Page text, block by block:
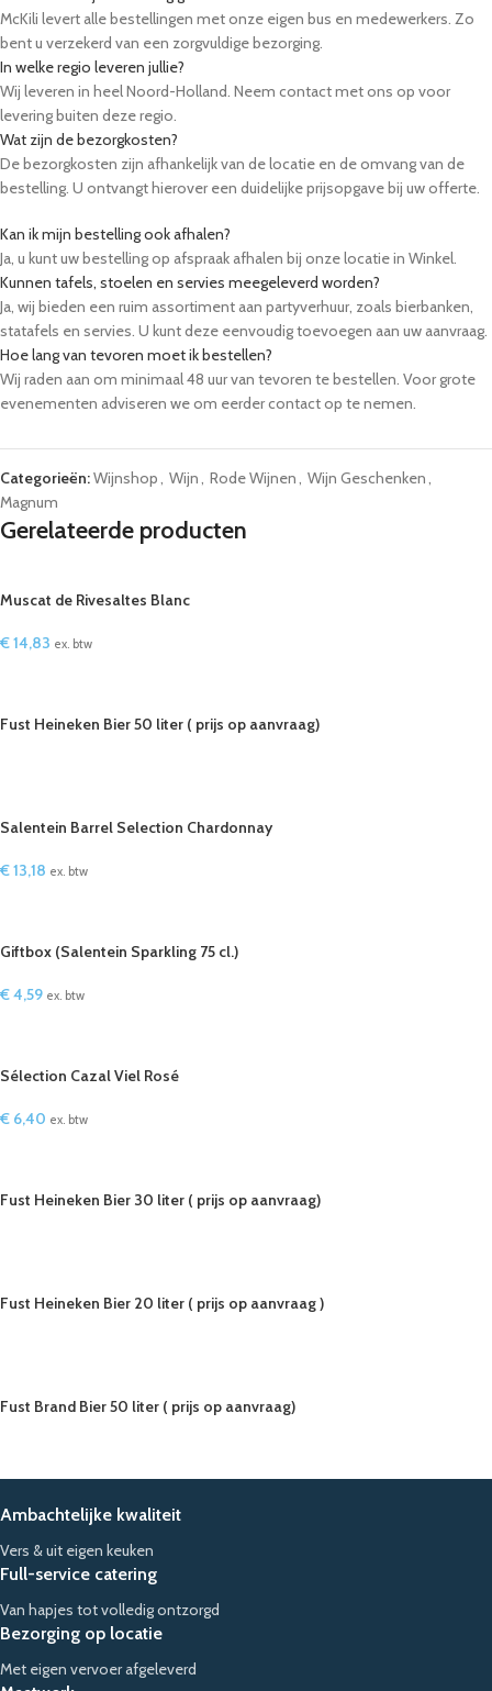
McKili levert alle bestellingen met onze eigen bus en medewerkers. Zo
bent u verzekerd van een zorgvuldige bezorging.
In welke regio leveren jullie?
Wij leveren in heel Noord-Holland. Neem contact met ons op voor
levering buiten deze regio.
Wat zijn de bezorgkosten?
De bezorgkosten zijn afhankelijk van de locatie en de omvang van de
bestelling. U ontvangt hierover een duidelijke prijsopgave bij uw offerte.
Kan ik mijn bestelling ook afhalen?
Ja, u kunt uw bestelling op afspraak afhalen bij onze locatie in Winkel.
Kunnen tafels, stoelen en servies meegeleverd worden?
Ja, wij bieden een ruim assortiment aan partyverhuur, zoals bierbanken,
statafels en servies. U kunt deze eenvoudig toevoegen aan uw aanvraag.
Hoe lang van tevoren moet ik bestellen?
Wij raden aan om minimaal 48 uur van tevoren te bestellen. Voor grote
evenementen adviseren we om eerder contact op te nemen.
Categorieën:Wijnshop Wijn Rode Wijnen Wijn Geschenken
Magnum
Gerelateerde producten
Muscat de Rivesaltes Blanc
€14,83 ex. btw
Fust Heineken Bier 50 liter ( prijs op aanvraag)
Salentein Barrel Selection Chardonnay
€13,18 ex. btw
Giftbox (Salentein Sparkling 75 cl.)
€4,59 ex. btw
Sélection Cazal Viel Rosé
€ 6,40 ex. btw
Fust Heineken Bier 30 liter ( prijs op aanvraag)
Fust Heineken Bier 20 liter ( prijs op aanvraag )
Fust Brand Bier 50 liter ( prijs op aanvraag)
Ambachtelijke kwaliteit
Vers & uit eigen keuken
Full-service catering
Van hapjes tot volledig ontzorgd
Bezorging op locatie
Met eigen vervoer afgeleverd